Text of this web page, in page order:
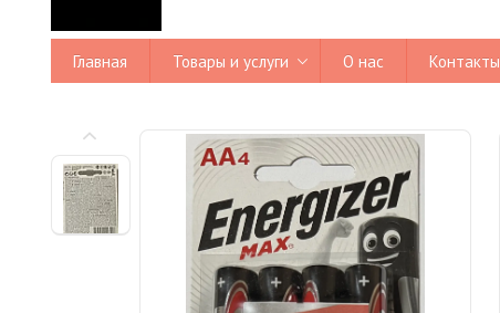
Главная Товары и услуги О нас Контакты